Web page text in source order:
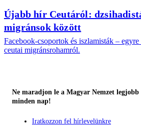
Újabb hír Ceutáról:
migránsok között
Facebook-csoportok és iszlamisták –
ceutai migránsrohamról.
Ne maradjon le a Magyar Nemzet legjobb
minden nap!
Iratkozzon fel hírlevelünkre